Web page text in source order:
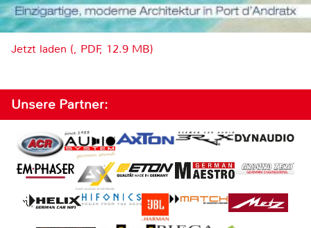
Jetzt laden (, PDF, 12.9 MB)
Unsere Partner: